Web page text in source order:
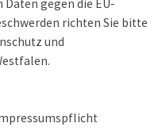
gegen die EU-
richten Sie bitte
und